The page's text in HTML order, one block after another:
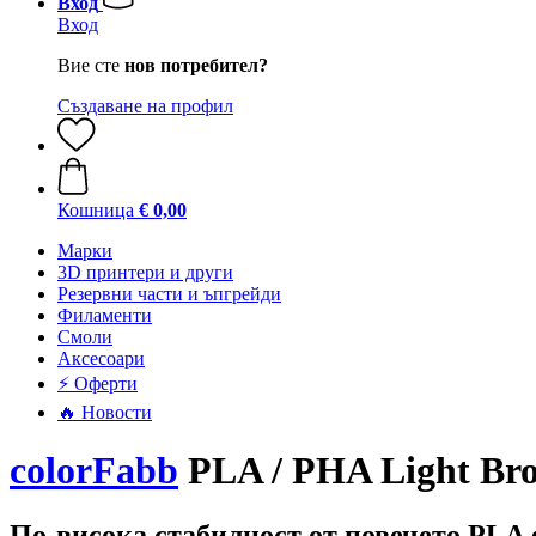
Вход
Вие сте нов потребител?
Създаване на профил
Кошница € 0,00
Mарки
3D принтери и други
Резервни части и ъпгрейди
Филаменти
Смоли
Аксесоари
⚡ Оферти
🔥 Новости
colorFabb PLA / PHA Light